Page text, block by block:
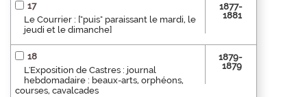
17
Le Courrier : ["puis" paraissant le mardi, le
jeudi et le dimanche]
1877-
1881
18
L'Exposition de Castres : journal
hebdomadaire : beaux-arts, orphéons,
courses, cavalcades
1879-
1879